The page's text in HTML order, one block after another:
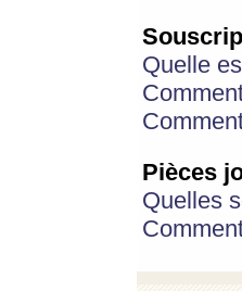
Quelle
Pièces
Quelles